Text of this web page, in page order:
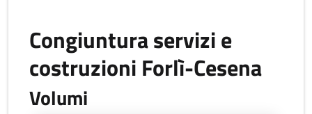
Congiuntura servizi e
costruzioni Forlì-Cesena
Volumi